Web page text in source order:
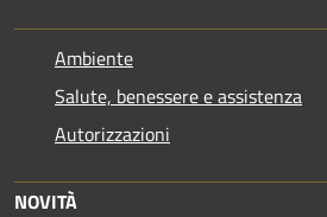
Ambiente
Salute, benessere e assistenza
Autorizzazioni
NOVITÀ